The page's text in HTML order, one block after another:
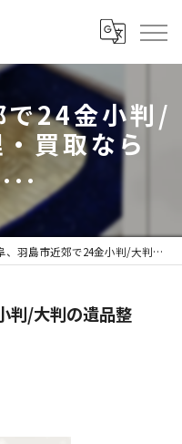
で24金小判/
買取なら
...
島市近郊で24金小判/大判の遺品整理・買取なら【トラ...
判/大判の遺品整